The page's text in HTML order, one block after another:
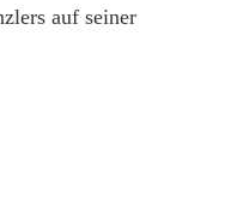
auf seiner